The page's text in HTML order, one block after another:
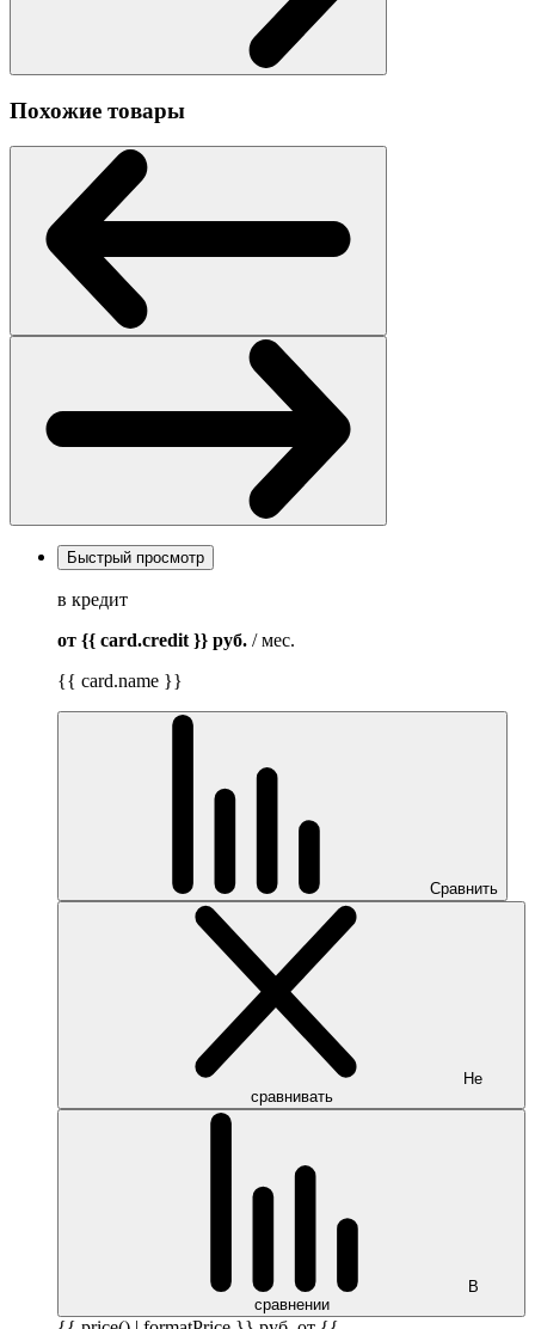
Похожие товары
Быстрый просмотр
в кредит
от {{ card.credit }} руб. / мес.
{{ card.name }}
Сравнить
Не
сравнивать
В
сравнении